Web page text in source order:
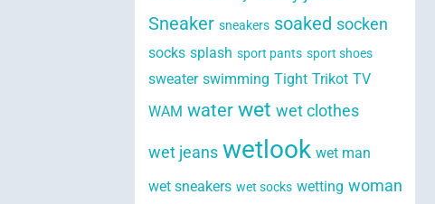
Sneaker sneakers soaked socken
socks splash sport pants sport shoes
sweater swimming Tight Trikot TV
WAM water wet wet clothes
wet jeans wetlook wet man
wet sneakers wet socks wetting woman